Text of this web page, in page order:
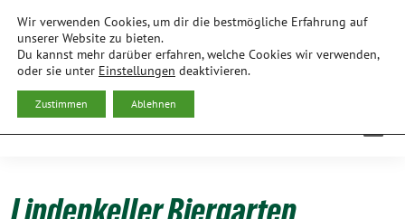
zum
Inhalt
BÜNDNIS 90/DIE GRÜNEN
ORTSVERBAND FREISING
Wir verwenden Cookies, um dir die bestmögliche Erfahrung auf
unserer Website zu bieten.
Du kannst mehr darüber erfahren, welche Cookies wir verwenden,
oder sie unter Einstellungen deaktivieren.
Zustimmen Ablehnen